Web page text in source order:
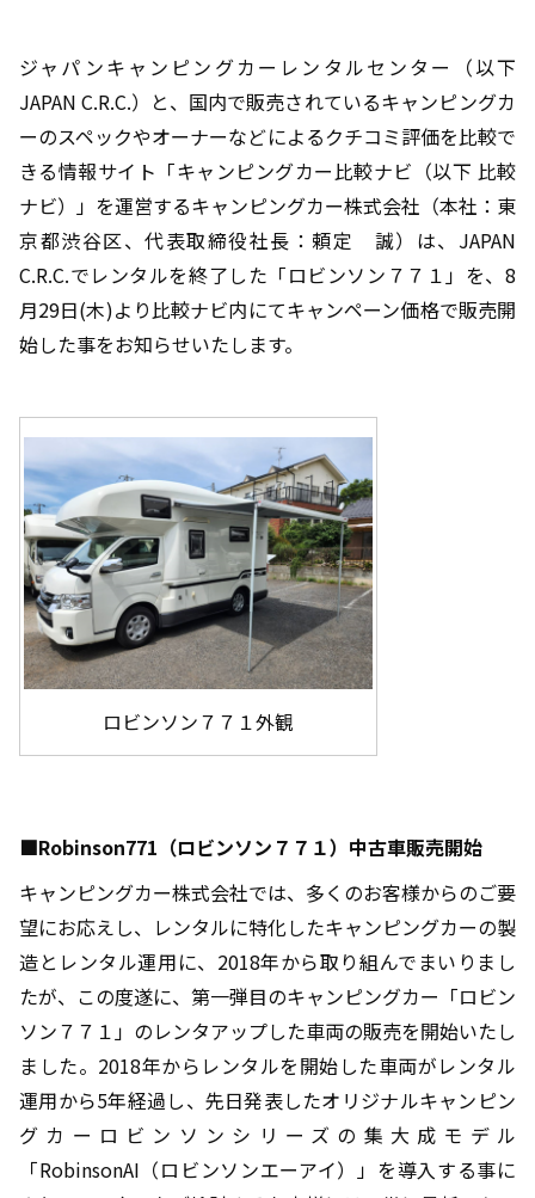
ジャパンキャンピングカーレンタルセンター（以下
JAPAN C.R.C.）と、国内で販売されているキャンピングカ
ーのスペックやオーナーなどによるクチコミ評価を比較で
きる情報サイト「キャンピングカー比較ナビ（以下 比較
ナビ）」を運営するキャンピングカー株式会社（本社：東
京都渋谷区、代表取締役社長：頼定 誠）は、 JAPAN
C.R.C.でレンタルを終了した「ロビンソン７７１」を、 8
月29日(木)より比較ナビ内にてキャンペーン価格で販売開
始した事をお知らせいたします。
ロビンソン７７１外観
■Robinson771 （ロビンソン７７１）中古車販売開始
キャンピングカー株式会社では、多くのお客様からのご要
望にお応えし、レンタルに特化したキャンピングカーの製
造とレンタル運用に、 2018年から取り組んでまいりまし
たが、この度遂に、第一弾目のキャンピングカー「ロビン
ソン７７１」のレンタアップした車両の販売を開始いたし
ました。 2018年からレンタルを開始した車両がレンタル
運用から5年経過し、先日発表したオリジナルキャンピン
グカーロビンソンシリーズの集大成モデル
「RobinsonAI （ロビンソンエーアイ）」を導入する事に